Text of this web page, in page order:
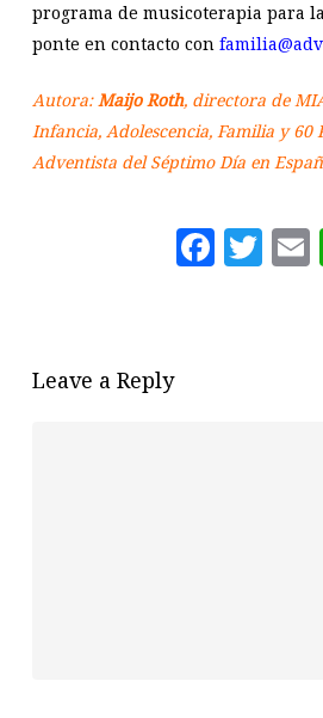
programa de musicoterapia para
ponte en contacto con
Autora:Maijo Roth, directora de
Infancia, Adolescencia, Familia y 60
Adventista del Séptimo Día en
Leave a Reply